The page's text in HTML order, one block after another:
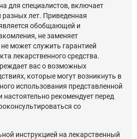
для специалистов, включает
лет. Приведенная
обобщающей и
не заменяет
может служить гарантией
лекарственного средства.
вас о возможных
которые могут возникнуть в
использования представленной
рекомендует перед
со
инструкцией на лекарственный